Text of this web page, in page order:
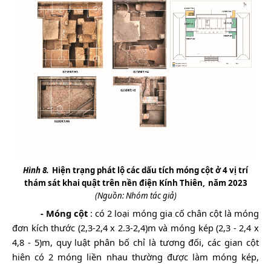
Hình 8. Hiện trạng phát lộ các dấu tích móng cột ở 4 vị trí
thám sát khai quật trên nền điện Kính Thiên, năm 2023
(Nguồn: Nhóm tác giả)
- Móng cột : có 2 loại móng gia cố chân cột là móng
đơn kích thước (2,3-2,4 x 2.3-2,4)m và móng kép (2,3 - 2,4 x
4,8 - 5)m, quy luật phân bố chỉ là tương đối, các gian cột
hiên có 2 móng liền nhau thường được làm móng kép,